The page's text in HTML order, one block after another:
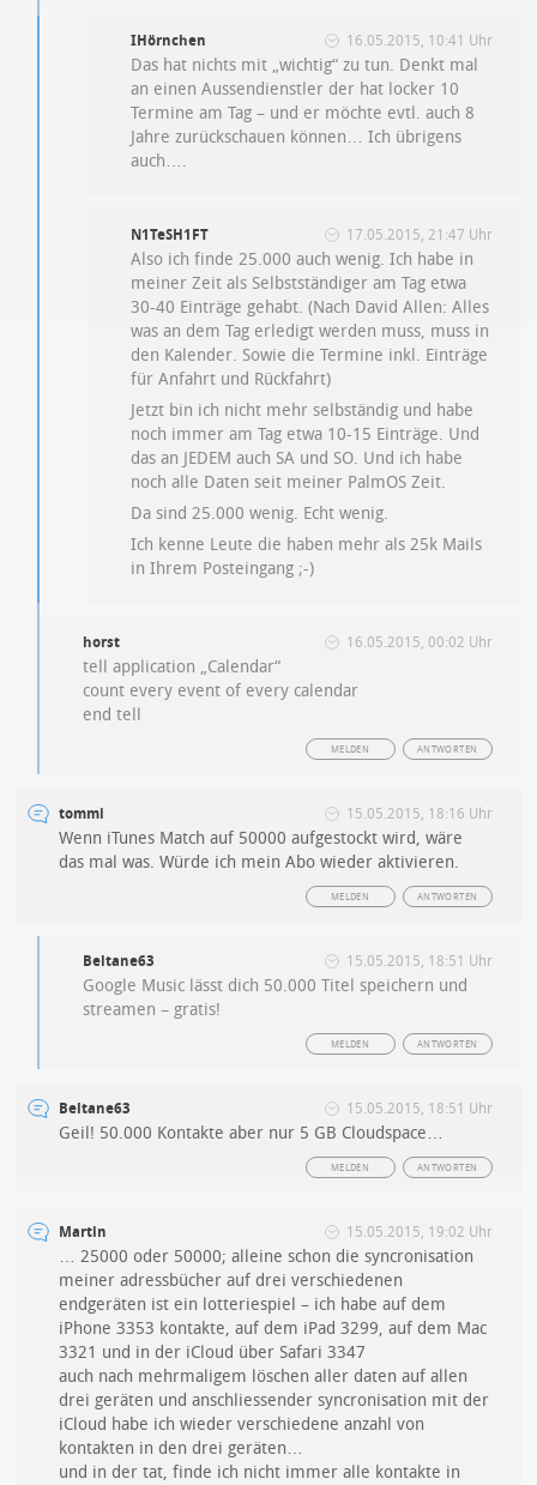
IHörnchen 16.05.2015, 10:41 Uhr
Das hat nichts mit „wichtig“ zu tun. Denkt mal
an einen Aussendienstler der hat locker 10
Termine am Tag – und er möchte evtl. auch 8
Jahre zurückschauen können… Ich übrigens
auch….
N1TeSH1FT 17.05.2015, 21:47 Uhr
Also ich finde 25.000 auch wenig. Ich habe in
meiner Zeit als Selbstständiger am Tag etwa
30-40 Einträge gehabt. (Nach David Allen: Alles
was an dem Tag erledigt werden muss, muss in
den Kalender. Sowie die Termine inkl. Einträge
für Anfahrt und Rückfahrt)
Jetzt bin ich nicht mehr selbständig und habe
noch immer am Tag etwa 10-15 Einträge. Und
das an JEDEM auch SA und SO. Und ich habe
noch alle Daten seit meiner PalmOS Zeit.
Da sind 25.000 wenig. Echt wenig.
Ich kenne Leute die haben mehr als 25k Mails
in Ihrem Posteingang ;-)
horst 16.05.2015, 00:02 Uhr
tell application „Calendar“
count every event of every calendar
end tell
ANTWORTEN
MELDEN
tommi 15.05.2015, 18:16 Uhr
Wenn iTunes Match auf 50000 aufgestockt wird, wäre
das mal was. Würde ich mein Abo wieder aktivieren.
ANTWORTEN
MELDEN
Beltane63 15.05.2015, 18:51 Uhr
Google Music lässt dich 50.000 Titel speichern und
streamen – gratis!
ANTWORTEN
MELDEN
Beltane63 15.05.2015, 18:51 Uhr
Geil! 50.000 Kontakte aber nur 5 GB Cloudspace…
ANTWORTEN
MELDEN
Martin 15.05.2015, 19:02 Uhr
… 25000 oder 50000; alleine schon die syncronisation
meiner adressbücher auf drei verschiedenen
endgeräten ist ein lotteriespiel – ich habe auf dem
iPhone 3353 kontakte, auf dem iPad 3299, auf dem Mac
3321 und in der iCloud über Safari 3347
auch nach mehrmaligem löschen aller daten auf allen
drei geräten und anschliessender syncronisation mit der
iCloud habe ich wieder verschiedene anzahl von
kontakten in den drei geräten…
und in der tat, finde ich nicht immer alle kontakte in